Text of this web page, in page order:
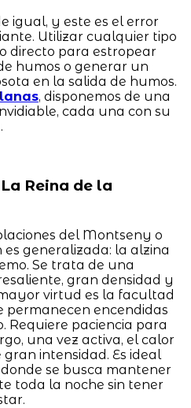
igual, y este es el error
Utilizar cualquier tipo
directo para estropear
humos o generar un
en la salida de humos.
, disponemos de una
cada una con su
Reina de la
del Montseny o
es generalizada: la alzina
Se trata de una
gran densidad y
virtud es la facultad
permanecen encendidas
Requiere paciencia para
una vez activa, el calor
intensidad. Es ideal
se busca mantener
toda la noche sin tener